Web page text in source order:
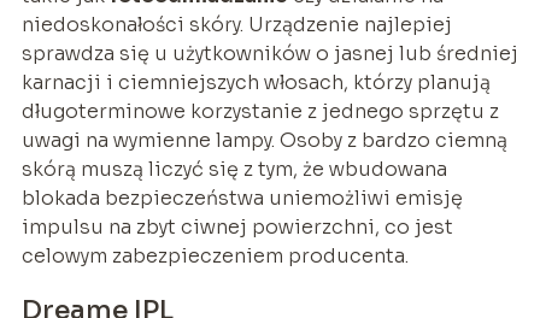
niedoskonałości skóry. Urządzenie najlepiej
sprawdza się u użytkowników o jasnej lub średniej
karnacji i ciemniejszych włosach, którzy planują
długoterminowe korzystanie z jednego sprzętu z
uwagi na wymienne lampy. Osoby z bardzo ciemną
skórą muszą liczyć się z tym, że wbudowana
blokada bezpieczeństwa uniemożliwi emisję
impulsu na zbyt ciwnej powierzchni, co jest
celowym zabezpieczeniem producenta.
Dreame IPL